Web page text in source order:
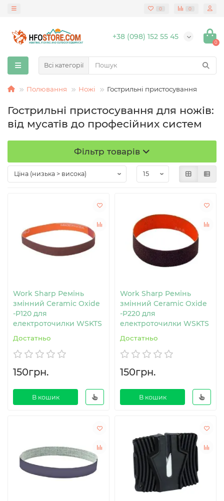
0 0
+38 (098) 152 55 45
0
Всі категорії
Полювання Ножі Гострильні пристосування
Гострильні пристосування для ножів:
від мусатів до професійних систем
Фільтр товарів
Work Sharp Ремінь
змінний Ceramic Oxide
-P120 для
електроточилки WSKTS
Достатньо
150грн.
В кошик
Work Sharp Ремінь
змінний Ceramic Oxide
-P220 для
електроточилки WSKTS
Достатньо
150грн.
В кошик